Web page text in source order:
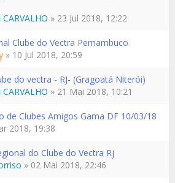
» 23 Jul 2018, 12:22
Clube do Vectra Pernambuco
» 10 Jul 2018, 20:59
do vectra - RJ- (Gragoatá Niterói)
» 21 Mai 2018, 10:21
de Clubes Amigos Gama DF 10/03/18
2018, 19:38
do Clube do Vectra Rj
» 02 Mai 2018, 22:46